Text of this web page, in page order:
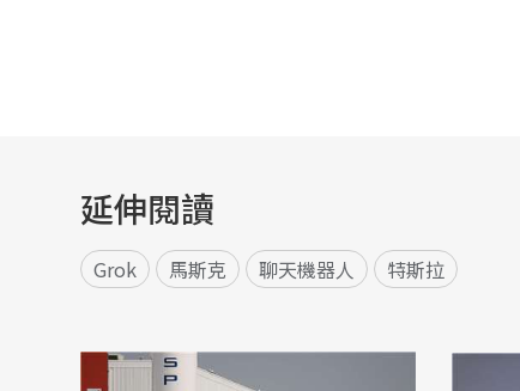
延伸閱讀
Grok 馬斯克 聊天機器人 特斯拉